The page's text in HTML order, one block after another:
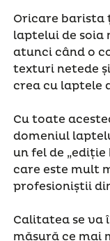
Oricare barista
laptelui de soia
atunci când o
texturi netede
crea cu laptele
Cu toate
domeniul
un fel de
care este mult
profesioniștii
Calitatea se va
măsură ce mai